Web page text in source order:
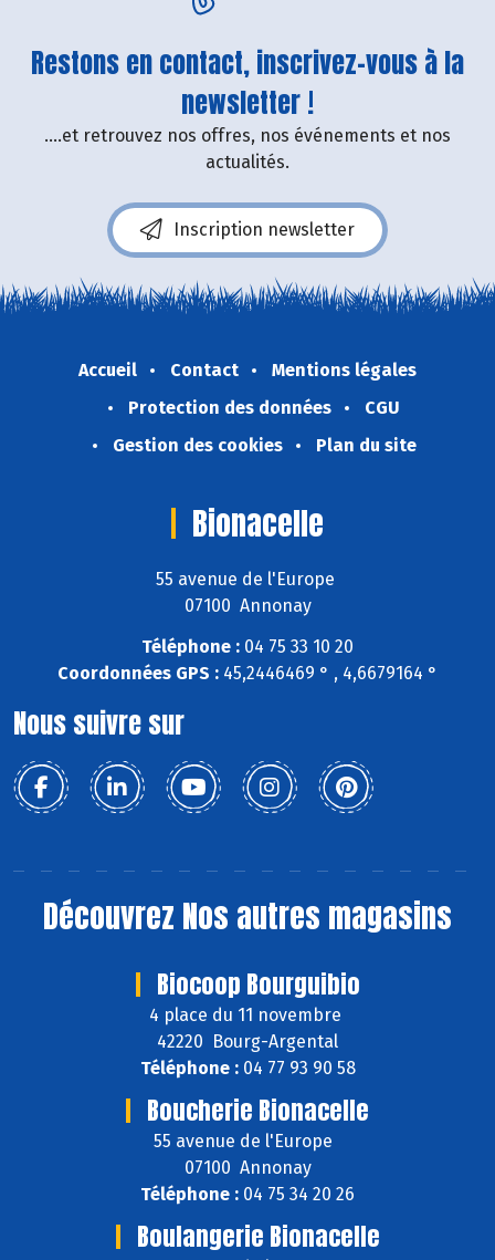
Restons en contact, inscrivez-vous à la
newsletter !
....et retrouvez nos offres, nos événements et nos
actualités.
Inscription newsletter
Accueil Contact
Mentions légales
Protection des données
CGU
Gestion des cookies
Plan du site
Bionacelle
55 avenue de l'Europe
07100 Annonay
Téléphone : 04 75 33 10 20
Coordonnées GPS : 45,2446469 ° , 4,6679164 °
Nous suivre sur
Découvrez Nos autres magasins
Biocoop Bourguibio
4 place du 11 novembre
42220 Bourg-Argental
Téléphone :04 77 93 90 58
Boucherie Bionacelle
55 avenue de l'Europe
07100 Annonay
Téléphone : 04 75 34 20 26
Boulangerie Bionacelle